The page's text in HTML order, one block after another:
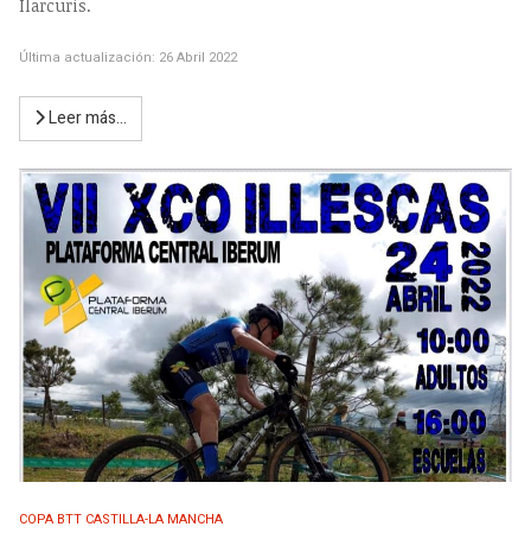
Ilarcuris.
Última actualización: 26 Abril 2022
Leer más…
COPA BTT CASTILLA-LA MANCHA